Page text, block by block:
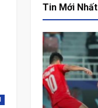
Tin Mới Nhất